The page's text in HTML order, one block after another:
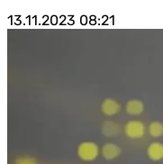
13.11.2023 08:21